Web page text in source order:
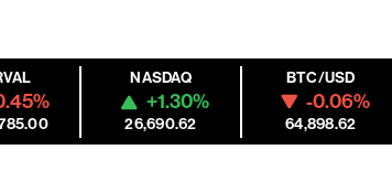
NASDAQ
+1.30%
26,690.62
BTC/USD
-0.06%
64,898.62